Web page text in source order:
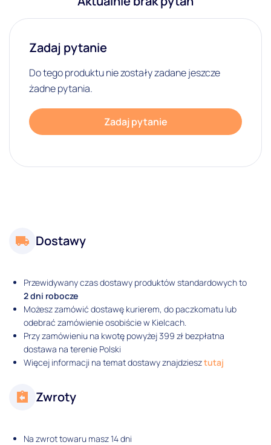
Zadaj pytanie
Do tego produktu nie zostały zadane jeszcze
żadne pytania.
Zadaj pytanie
Dostawy
Przewidywany czas dostawy produktów standardowych to
2 dni robocze
Możesz zamówić dostawę kurierem, do paczkomatu lub
odebrać zamówienie osobiście w Kielcach.
Przy zamówieniu na kwotę powyżej 399 zł bezpłatna
dostawa na terenie Polski
Więcej informacji na temat dostawy znajdziesztutaj
Zwroty
Na zwrot towaru masz 14 dni